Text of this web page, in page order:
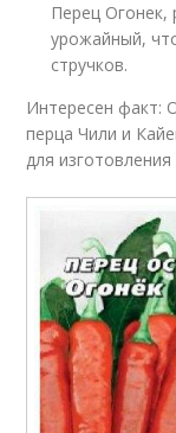
Перец Огонек,
урожайный,
стручков.
Интересен факт:
перца Чили и
для